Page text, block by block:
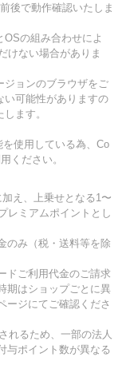
後で動作確認いたしま
の組み合わせによ
けない場合がありま
ョンのブラウザをご
い可能性がありますの
ます。
使用している為、Co
ください。
え、上乗せとなる1〜
レミアムポイントとし
のみ（税・送料等を除
ドご利用代金のご請求
期はショップごとに異
ージにてご確認くださ
れるため、一部の法人
与ポイント数が異なる